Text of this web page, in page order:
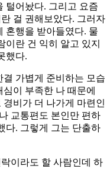
털어놨다. 그리고 요즘
걸 권해보았다. 그러자
혼행을 받아들였다. 물
이란 건 익히 알고 있지
했다.
가볍게 준비하는 모습
이 부족한 나 때문에
비가 더 나가게 마련인
교통편도 본인만 편하
다. 그렇게 그는 단출하
이라도 할 사람인데 하